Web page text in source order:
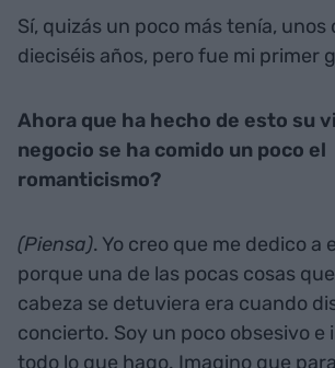
Sí, quizás un poco más tenía, unos
dieciséis años, pero fue mi primer
Ahora que ha hecho de esto su
negocio se ha comido un poco el
romanticismo?
(Piensa). Yo creo que me dedico a
porque una de las pocas cosas
cabeza se detuviera era cuando
concierto. Soy un poco obsesivo e
todo lo que hago. Imagino que